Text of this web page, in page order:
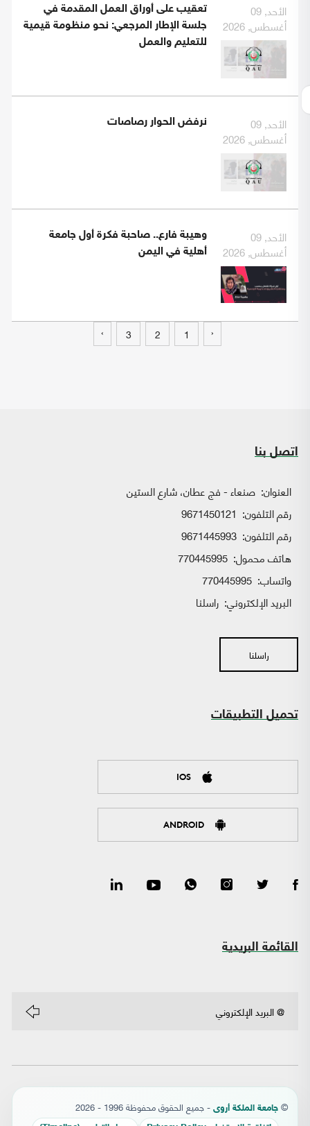
الأحد, 09
أغسطس, 2026
تعقيب على أوراق العمل المقدمة في
جلسة الإطار المرجعي: نحو منظومة قيمية
للتعليم والعمل
الأحد, 09
أغسطس, 2026
نرفض الحوار رصاصات
الأحد, 09
أغسطس, 2026
وهيبة فارع.. صاحبة فكرة أول جامعة
أهلية في اليمن
‹
1
2
3
›
اتصل بنا
العنوان: صنعاء - فج عطان، شارع الستين
رقم التلفون: 9671450121
رقم التلفون: 9671445993
هاتف محمول: 770445995
واتساب:
البريد الإلكتروني: راسلنا
راسلنا
تحميل التطبيقات
IOS
ANDROID
القائمة البريدية
© جامعة الملكة أروى - جميع الحقوق محفوظة 1996 - 2026